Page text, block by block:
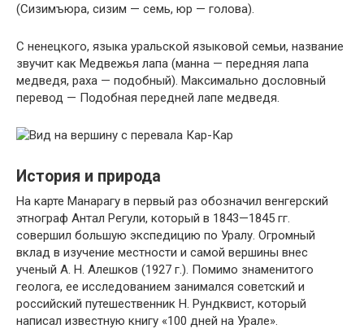
(Сизимъюра, сизим — семь, юр — голова).
С ненецкого, языка уральской языковой семьи, название
звучит как Медвежья лапа (манна — передняя лапа
медведя, раха — подобный). Максимально дословный
перевод — Подобная передней лапе медведя.
История и природа
На карте Манарагу в первый раз обозначил венгерский
этнограф Антал Регули, который в 1843—1845 гг.
совершил большую экспедицию по Уралу. Огромный
вклад в изучение местности и самой вершины внес
ученый А. Н. Алешков (1927 г.). Помимо знаменитого
геолога, ее исследованием занимался советский и
российский путешественник Н. Рундквист, который
написал известную книгу «100 дней на Урале».